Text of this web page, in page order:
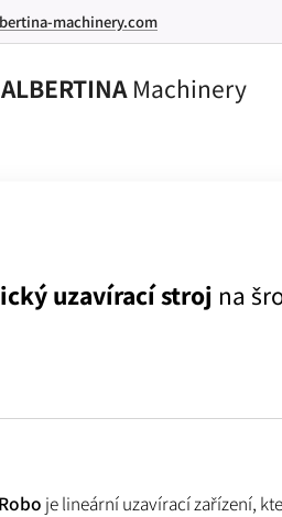
machinery.com
ALBERTINA Machinery
uzavírací stroj na
je lineární uzavírací zařízení,